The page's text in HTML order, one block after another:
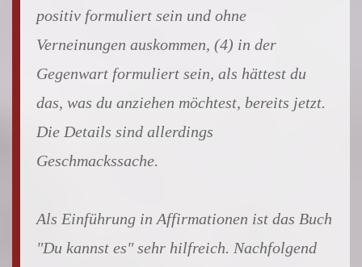
positiv formuliert sein und ohne
Verneinungen auskommen, (4) in der
Gegenwart formuliert sein, als hättest du
das, was du anziehen möchtest, bereits jetzt.
Die Details sind allerdings
Geschmackssache.
Als Einführung in Affirmationen ist das Buch
"Du kannst es" sehr hilfreich. Nachfolgend